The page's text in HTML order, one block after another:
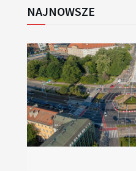
NAJNOWSZE